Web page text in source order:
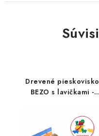
Drevené pieskovisko
BEZO s lavičkami -
viacfarebné